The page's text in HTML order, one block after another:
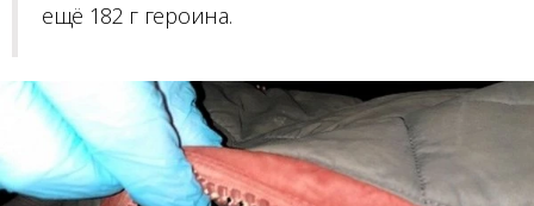
ещё 182 г героина.